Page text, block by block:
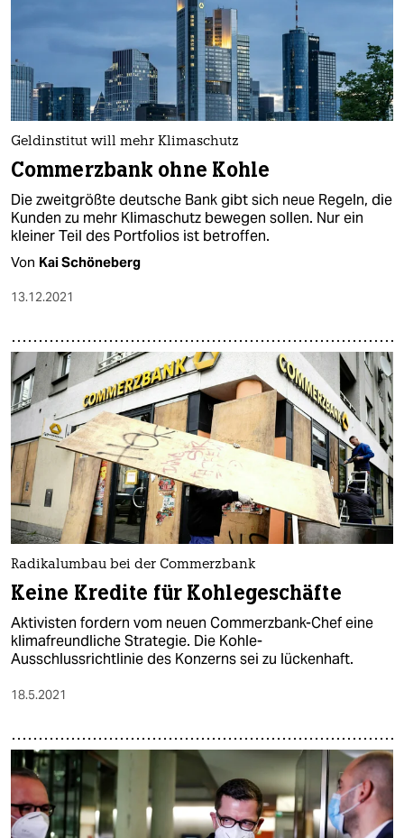
Geldinstitut will mehr Klimaschutz
Commerzbank ohne Kohle
Die zweitgrößte deutsche Bank gibt sich neue Regeln, die
Kunden zu mehr Klimaschutz bewegen sollen. Nur ein
kleiner Teil des Portfolios ist betroffen.
Von Kai Schöneberg
13.12.2021
Radikalumbau bei der Commerzbank
Keine Kredite für Kohlegeschäfte
Aktivisten fordern vom neuen Commerzbank-Chef eine
klimafreundliche Strategie. Die Kohle-
Ausschlussrichtlinie des Konzerns sei zu lückenhaft.
18.5.2021